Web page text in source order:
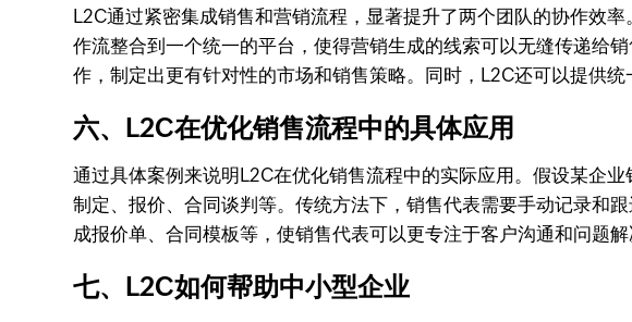
L2C通过紧密集成销售和营销流程，显著提升了两个团队的协作效
作流整合到一个统一的平台，使得营销生成的线索可以无缝传递给
作，制定出更有针对性的市场和销售策略。同时，L2C还可以提供
六、L2C在优化销售流程中的具体应用
通过具体案例来说明L2C在优化销售流程中的实际应用。假设某企
制定、报价、合同谈判等。传统方法下，销售代表需要手动记录和
成报价单、合同模板等，使销售代表可以更专注于客户沟通和问题
七、L2C如何帮助中小型企业